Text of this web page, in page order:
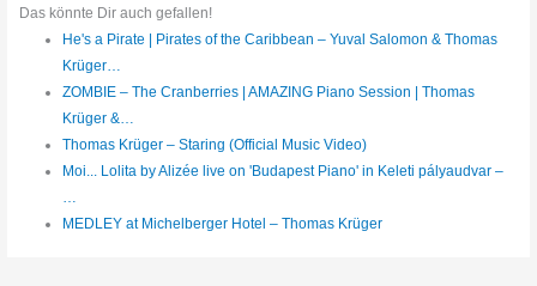
Das könnte Dir auch gefallen!
He's a Pirate | Pirates of the Caribbean – Yuval Salomon & Thomas
Krüger…
ZOMBIE – The Cranberries | AMAZING Piano Session | Thomas
Krüger &…
Thomas Krüger – Staring (Official Music Video)
Moi... Lolita by Alizée live on 'Budapest Piano' in Keleti pályaudvar –
MEDLEY at Michelberger Hotel – Thomas Krüger